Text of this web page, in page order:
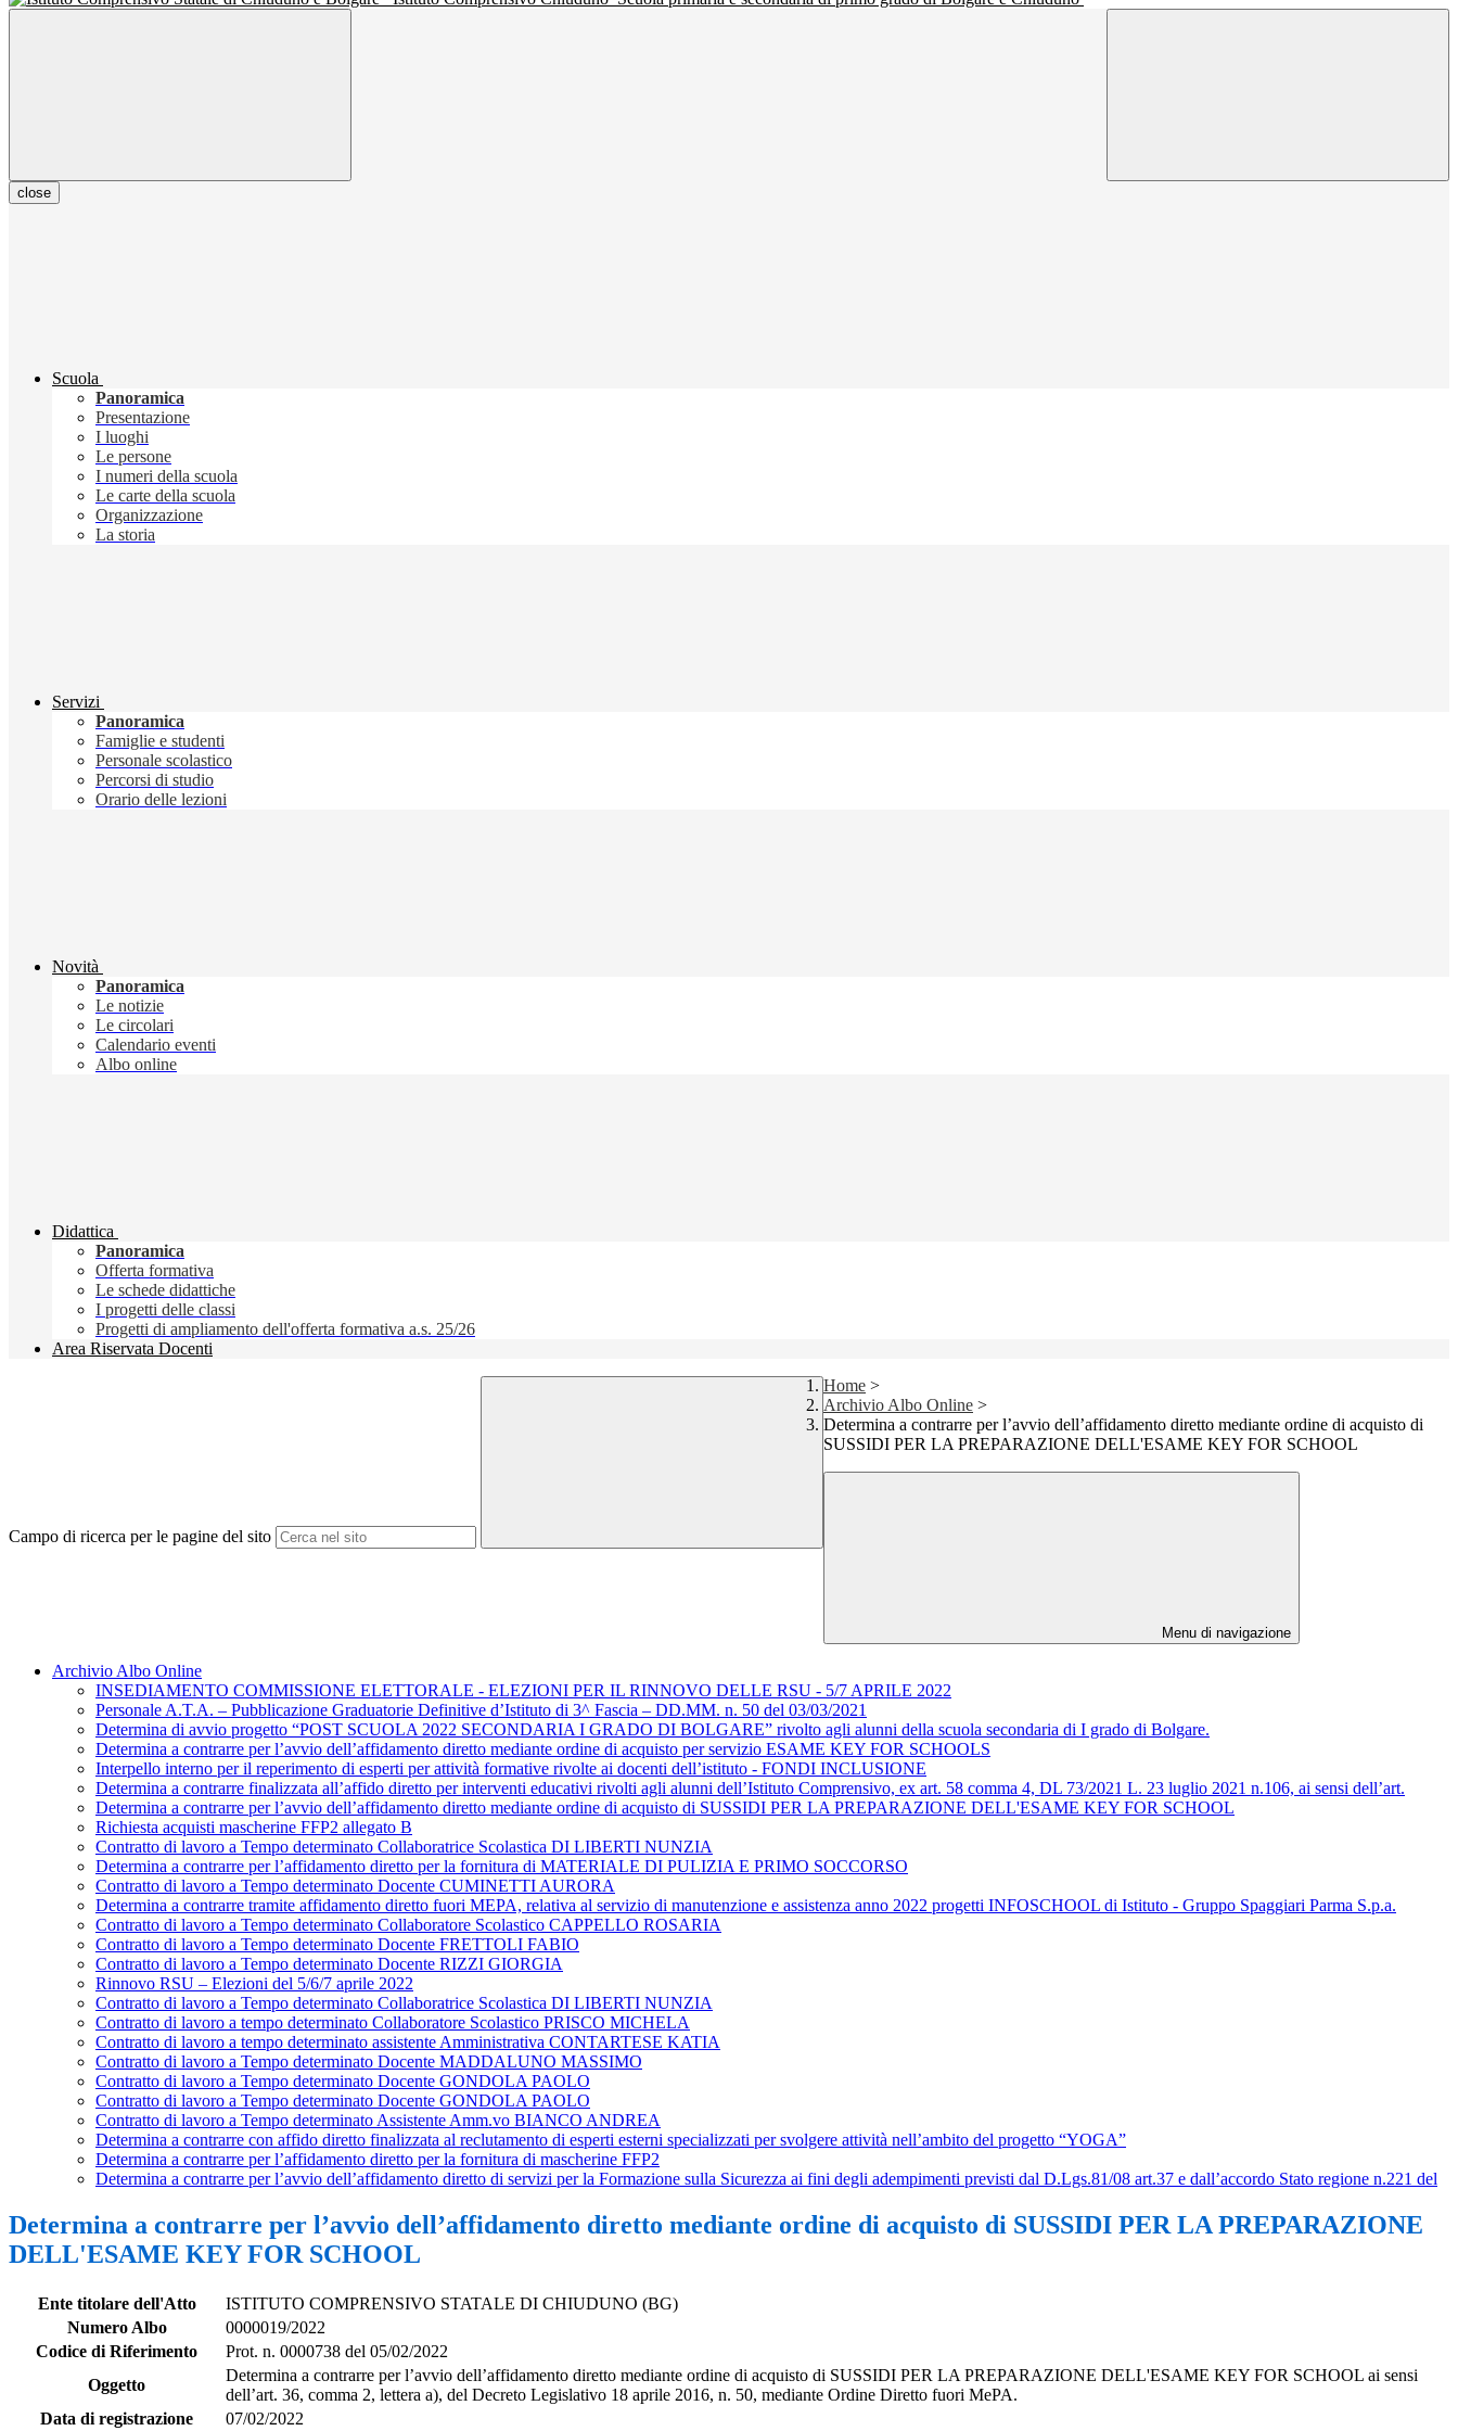
close
Scuola
Panoramica
Presentazione
I luoghi
Le persone
I numeri della scuola
Le carte della scuola
Organizzazione
La storia
Servizi
Panoramica
Famiglie e studenti
Personale scolastico
Percorsi di studio
Orario delle lezioni
Novità
Panoramica
Le notizie
Le circolari
Calendario eventi
Albo online
Didattica
Panoramica
Offerta formativa
Le schede didattiche
I progetti delle classi
Progetti di ampliamento dell'offerta formativa a.s. 25/26
Area Riservata Docenti
Campo di ricerca per le pagine del sito
Home >
Archivio Albo Online >
Determina a contrarre per l’avvio dell’affidamento diretto mediante ordine di acquisto di
SUSSIDI PER LA PREPARAZIONE DELL'ESAME KEY FOR SCHOOL
Menu di navigazione
Archivio Albo Online
INSEDIAMENTO COMMISSIONE ELETTORALE - ELEZIONI PER IL RINNOVO DELLE RSU - 5/7 APRILE 2022
Personale A.T.A. – Pubblicazione Graduatorie Definitive d’Istituto di 3^ Fascia – DD.MM. n. 50 del 03/03/2021
Determina di avvio progetto “POST SCUOLA 2022 SECONDARIA I GRADO DI BOLGARE” rivolto agli alunni della scuola secondaria di I grado di Bolgare.
Determina a contrarre per l’avvio dell’affidamento diretto mediante ordine di acquisto per servizio ESAME KEY FOR SCHOOLS
Interpello interno per il reperimento di esperti per attività formative rivolte ai docenti dell’istituto - FONDI INCLUSIONE
Determina a contrarre finalizzata all’affido diretto per interventi educativi rivolti agli alunni dell’Istituto Comprensivo, ex art. 58 comma 4, DL 73/2021 L. 23 luglio 2021 n.106, ai sensi dell’art.
Determina a contrarre per l’avvio dell’affidamento diretto mediante ordine di acquisto di SUSSIDI PER LA PREPARAZIONE DELL'ESAME KEY FOR SCHOOL
Richiesta acquisti mascherine FFP2 allegato B
Contratto di lavoro a Tempo determinato Collaboratrice Scolastica DI LIBERTI NUNZIA
Determina a contrarre per l’affidamento diretto per la fornitura di MATERIALE DI PULIZIA E PRIMO SOCCORSO
Contratto di lavoro a Tempo determinato Docente CUMINETTI AURORA
Determina a contrarre tramite affidamento diretto fuori MEPA, relativa al servizio di manutenzione e assistenza anno 2022 progetti INFOSCHOOL di Istituto - Gruppo Spaggiari Parma S.p.a.
Contratto di lavoro a Tempo determinato Collaboratore Scolastico CAPPELLO ROSARIA
Contratto di lavoro a Tempo determinato Docente FRETTOLI FABIO
Contratto di lavoro a Tempo determinato Docente RIZZI GIORGIA
Rinnovo RSU – Elezioni del 5/6/7 aprile 2022
Contratto di lavoro a Tempo determinato Collaboratrice Scolastica DI LIBERTI NUNZIA
Contratto di lavoro a tempo determinato Collaboratore Scolastico PRISCO MICHELA
Contratto di lavoro a tempo determinato assistente Amministrativa CONTARTESE KATIA
Contratto di lavoro a Tempo determinato Docente MADDALUNO MASSIMO
Contratto di lavoro a Tempo determinato Docente GONDOLA PAOLO
Contratto di lavoro a Tempo determinato Docente GONDOLA PAOLO
Contratto di lavoro a Tempo determinato Assistente Amm.vo BIANCO ANDREA
Determina a contrarre con affido diretto finalizzata al reclutamento di esperti esterni specializzati per svolgere attività nell’ambito del progetto “YOGA”
Determina a contrarre per l’affidamento diretto per la fornitura di mascherine FFP2
Determina a contrarre per l’avvio dell’affidamento diretto di servizi per la Formazione sulla Sicurezza ai fini degli adempimenti previsti dal D.Lgs.81/08 art.37 e dall’accordo Stato regione n.221 del
Determina a contrarre per l’avvio dell’affidamento diretto mediante ordine di acquisto di SUSSIDI PER LA PREPARAZIONE
DELL'ESAME KEY FOR SCHOOL
Ente titolare dell'Atto
ISTITUTO COMPRENSIVO STATALE DI CHIUDUNO (BG)
Numero Albo
0000019/2022
Codice di Riferimento
Prot. n. 0000738 del 05/02/2022
Oggetto
Determina a contrarre per l’avvio dell’affidamento diretto mediante ordine di acquisto di SUSSIDI PER LA PREPARAZIONE DELL'ESAME KEY FOR SCHOOL ai sensi
dell’art. 36, comma 2, lettera a), del Decreto Legislativo 18 aprile 2016, n. 50, mediante Ordine Diretto fuori MePA.
Data di registrazione
07/02/2022